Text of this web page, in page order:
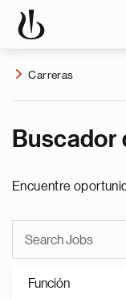
Carreras
Buscador
Encuentre
Función